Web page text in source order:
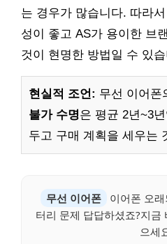
는 경우가 많습니다. 따라
성이 좋고 AS가 용이한 브
것이 현명한 방법일 수 있
현실적 조언: 무선 이어폰
불가 수명은 평균 2년~3
두고 구매 계획을 세우는
무선 이어폰
이어폰 오
터리 문제 답답하셨죠?지
으세